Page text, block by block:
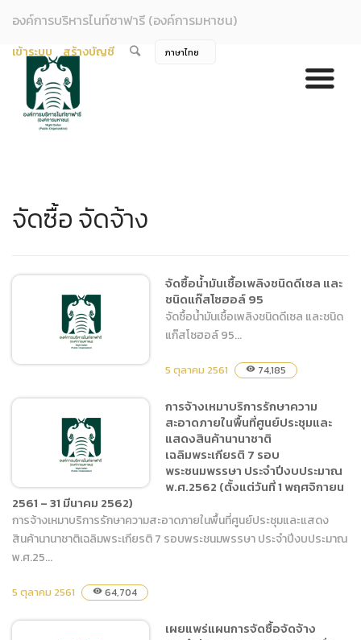
องค์การบริหารไนท์ซาฟารี (องค์การมหาชน)
เข้าระบบ สร้างบัญชี
จัดซื้อ จัดจ้าง
จัดซื้อน้ำมันเชื้อเพลิงชนิด
ดีเซล และชนิดแก๊สโซฮอล์ 95
จัดซื้อน้ำมันเชื้อเพลิงชนิดดีเซล และ
ชนิดแก๊สโซฮอล์ 95
จัดซื้อน้ำมันเชื้อเพลิงชนิดดีเซล และชนิด
แก๊สโซฮอล์ 95...
5 ตุลาคม 2561 visibility 74,185
การจ้างเหมาบริการรักษา
ความสะอาดภายในพื้นที่ศูนย์
ประชุมและแสดงสินค้า
นานาชาติเฉลิมพระเกียรติ 7
รอบพระชนมพรรษา ประจำ
การจ้างเหมาบริการรักษาความ
สะอาดภายในพื้นที่ศูนย์ประชุมและ
แสดงสินค้านานาชาติ
เฉลิมพระเกียรติ 7 รอบ
พระชนมพรรษา ประจำปีงบประมาณ
พ.ศ.2562 (ตั้งแต่วันที่ 1 พฤศจิกายน
2561 – 31 มีนาคม 2562)
การจ้างเหมาบริการรักษาความสะอาดภายในพื้นที่ศูนย์ประชุมและแสดง
สินค้านานาชาติเฉลิมพระเกียรติ 7 รอบพระชนมพรรษา ประจำปีงบประมาณ
พ.ศ.25...
5 ตุลาคม 2561 visibility 64,704
เผยแพร่แผนการจัดซื้อจัดจ้าง